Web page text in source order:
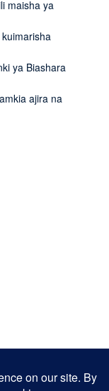
maisha ya
ya Biashara
ajira na